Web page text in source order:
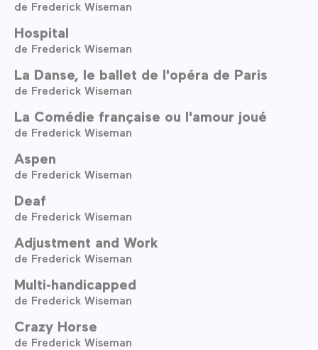
de Frederick Wiseman
Hospital
de Frederick Wiseman
La Danse, le ballet de l'opéra de Paris
de Frederick Wiseman
La Comédie française ou l'amour joué
de Frederick Wiseman
Aspen
de Frederick Wiseman
Deaf
de Frederick Wiseman
Adjustment and Work
de Frederick Wiseman
Multi-handicapped
de Frederick Wiseman
Crazy Horse
de Frederick Wiseman